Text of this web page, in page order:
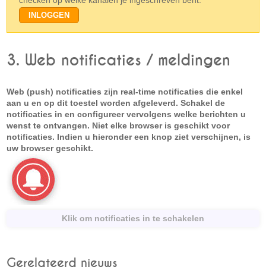
3. Web notificaties / meldingen
Web (push) notificaties zijn real-time notificaties die enkel
aan u en op dit toestel worden afgeleverd. Schakel de
notificaties in en configureer vervolgens welke berichten u
wenst te ontvangen. Niet elke browser is geschikt voor
notificaties. Indien u hieronder een knop ziet verschijnen, is
uw browser geschikt.
Klik om notificaties in te schakelen
Gerelateerd nieuws